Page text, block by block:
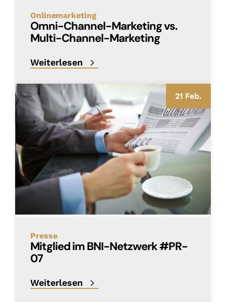
Onlinemarketing
Omni-Channel-Marketing vs.
Multi-Channel-Marketing
Weiterlesen
21 Feb.
Presse
Mitglied im BNI-Netzwerk #PR-
07
Weiterlesen